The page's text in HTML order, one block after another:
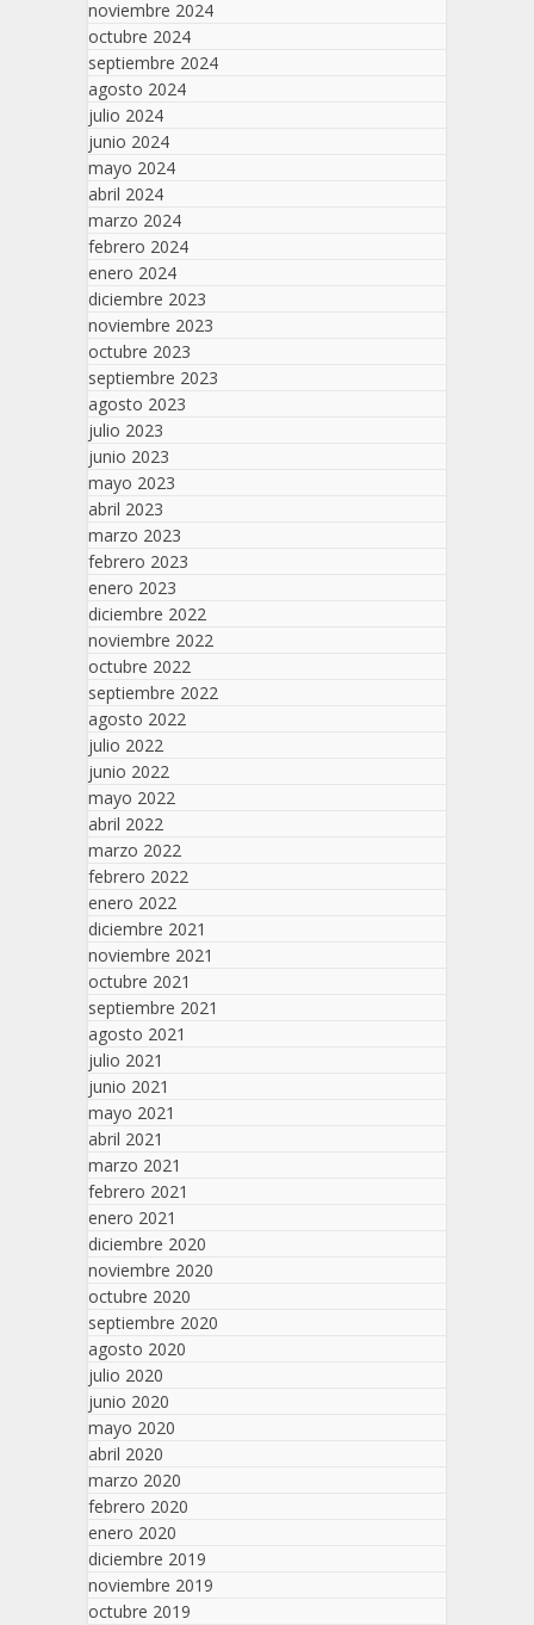
noviembre 2024
octubre 2024
septiembre 2024
agosto 2024
julio 2024
junio 2024
mayo 2024
abril 2024
marzo 2024
febrero 2024
enero 2024
diciembre 2023
noviembre 2023
octubre 2023
septiembre 2023
agosto 2023
julio 2023
junio 2023
mayo 2023
abril 2023
marzo 2023
febrero 2023
enero 2023
diciembre 2022
noviembre 2022
octubre 2022
septiembre 2022
agosto 2022
julio 2022
junio 2022
mayo 2022
abril 2022
marzo 2022
febrero 2022
enero 2022
diciembre 2021
noviembre 2021
octubre 2021
septiembre 2021
agosto 2021
julio 2021
junio 2021
mayo 2021
abril 2021
marzo 2021
febrero 2021
enero 2021
diciembre 2020
noviembre 2020
octubre 2020
septiembre 2020
agosto 2020
julio 2020
junio 2020
mayo 2020
abril 2020
marzo 2020
febrero 2020
enero 2020
diciembre 2019
noviembre 2019
octubre 2019